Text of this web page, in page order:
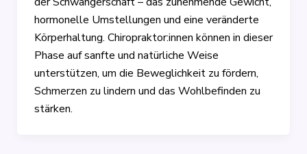
hormonelle Umstellungen und eine veränderte
Körperhaltung. Chiropraktor:innen können in dieser
Phase auf sanfte und natürliche Weise
unterstützen, um die Beweglichkeit zu fördern,
Schmerzen zu lindern und das Wohlbefinden zu
stärken.